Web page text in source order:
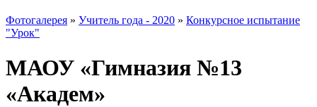
Фотогалерея » Учитель года - 2020 » Конкурсное испытание
"Урок"
МАОУ «Гимназия №13
«Академ»